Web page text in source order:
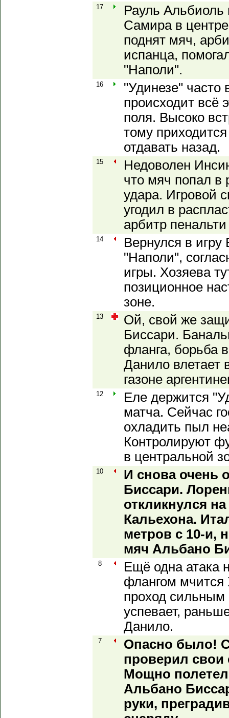
17
Рауль Альбиоль
Самира в
поднят мяч,
испанца,
"Наполи".
16
"Удинезе" часто
происходит всё
поля. Высоко
тому
отдавать назад.
15
Недоволен
что мяч попал в
удара. Игровой
угодил в
арбитр
14
Вернулся в
"Наполи",
игры. Хозяева
позиционное
зоне.
13
Ой, свой же
Биссари.
фланга, борьба
Данило влетает
газоне
12
Еле держится
матча. Сейчас
охладить пыл
Контролируют
в центральной
10
И снова очень
Биссари.
откликнулся
Кальехона.
метров с 10-и,
мяч Альбано
8
Ещё одна атака
флангом
проход
успевает,
Данило.
7
Опасно было!
проверил
Мощно
Альбано
руки,